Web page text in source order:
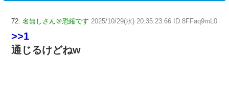
72: 名無しさん＠恐縮です 2025/10/29(水) 20:35:23.66 ID:8FFaq9mL0
>>1
通じるけどねw